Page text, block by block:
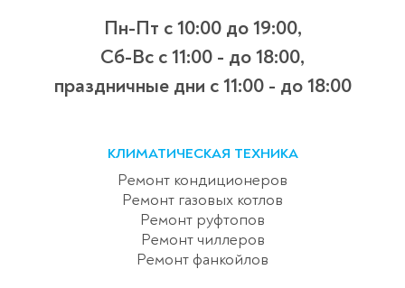
Пн-Пт с 10:00 до 19:00,
Сб-Вс с 11:00 - до 18:00,
праздничные дни с 11:00 - до 18:00
КЛИМАТИЧЕСКАЯ ТЕХНИКА
Ремонт кондиционеров
Ремонт газовых котлов
Ремонт руфтопов
Ремонт чиллеров
Ремонт фанкойлов